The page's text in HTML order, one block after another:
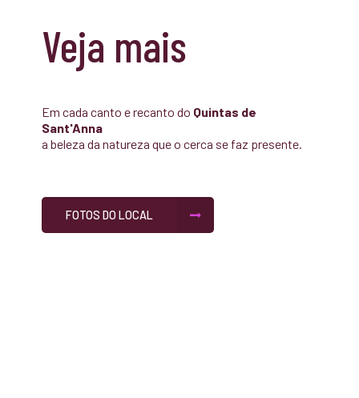
Veja mais
Em cada canto e recanto do Quintas de
Sant'Anna
a beleza da natureza que o cerca se faz presente.
FOTOS DO LOCAL